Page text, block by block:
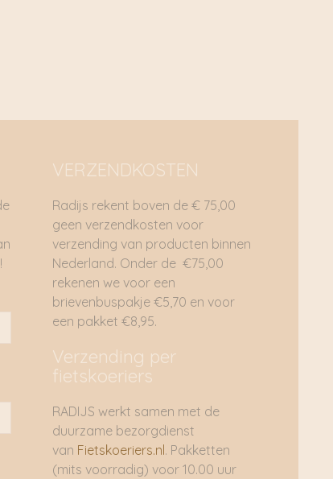
Samsøe collectie al voor meer dan 70%
VERZENDKOSTEN
Radijs rekent boven de € 75,00
geen verzendkosten voor
verzending van producten binnen
Nederland. Onder de €75,00
rekenen we voor een
brievenbuspakje €5,70 en voor
een pakket €8,95.
Verzending per
fietskoeriers
RADIJS werkt samen met de
duurzame bezorgdienst
van Fietskoeriers.nl . Pakketten
(mits voorradig) voor 10.00 uur